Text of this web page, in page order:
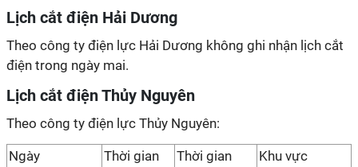
Lịch cắt điện Hải Dương
Theo công ty điện lực Hải Dương không ghi nhận lịch cắt
điện trong ngày mai.
Lịch cắt điện Thủy Nguyên
Theo công ty điện lực Thủy Nguyên:
Ngày
Thời gian
Thời gian
Khu vực